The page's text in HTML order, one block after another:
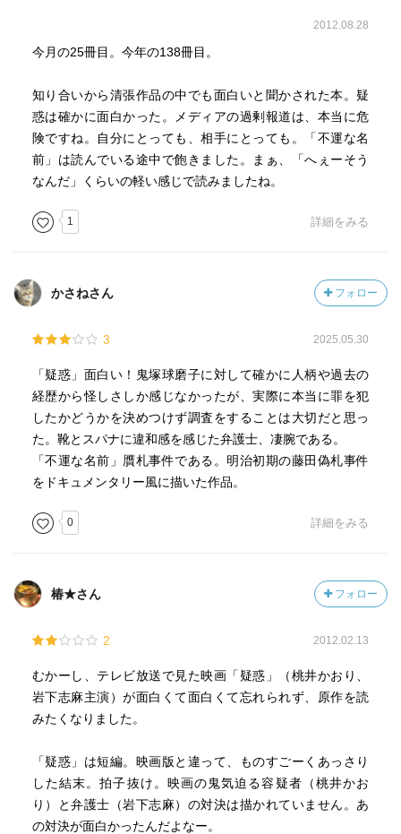
2012.08.28
今月の25冊目。今年の138冊目。
知り合いから清張作品の中でも面白いと聞かされた本。疑
惑は確かに面白かった。メディアの過剰報道は、本当に危
険ですね。自分にとっても、相手にとっても。「不運な名
前」は読んでいる途中で飽きました。まぁ、「へぇーそう
なんだ」くらいの軽い感じで読みましたね。
1 詳細をみる
かさねさん フォロー
3 2025.05.30
「疑惑」面白い！鬼塚球磨子に対して確かに人柄や過去の
経歴から怪しさしか感じなかったが、実際に本当に罪を犯
したかどうかを決めつけず調査をすることは大切だと思っ
た。靴とスパナに違和感を感じた弁護士、凄腕である。
「不運な名前」贋札事件である。明治初期の藤田偽札事件
をドキュメンタリー風に描いた作品。
0 詳細をみる
椿★さん フォロー
2 2012.02.13
むかーし、テレビ放送で見た映画「疑惑」（桃井かおり、
岩下志麻主演）が面白くて面白くて忘れられず、原作を読
みたくなりました。
「疑惑」は短編。映画版と違って、ものすごーくあっさり
した結末。拍子抜け。映画の鬼気迫る容疑者（桃井かお
り）と弁護士（岩下志麻）の対決は描かれていません。あ
の対決が面白かったんだよなー。